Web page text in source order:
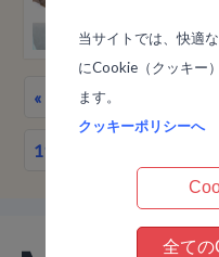
« …
19
当サイトでは、快適
にCookie（クッキー
ます。
クッキーポリシーへ
全ての